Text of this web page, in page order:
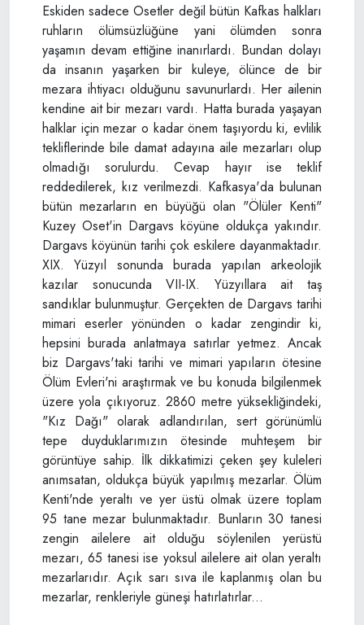
Eskiden sadece Osetler değil bütün Kafkas halkları
ruhların ölümsüzlüğüne yani ölümden sonra
yaşamın devam ettiğine inanırlardı. Bundan dolayı
da insanın yaşarken bir kuleye, ölünce de bir
mezara ihtiyacı olduğunu savunurlardı. Her ailenin
kendine ait bir mezarı vardı. Hatta burada yaşayan
halklar için mezar o kadar önem taşıyordu ki, evlilik
tekliflerinde bile damat adayına aile mezarları olup
olmadığı sorulurdu. Cevap hayır ise teklif
reddedilerek, kız verilmezdi. Kafkasya'da bulunan
bütün mezarların en büyüğü olan "Ölüler Kenti"
Kuzey Oset'in Dargavs köyüne oldukça yakındır.
Dargavs köyünün tarihi çok eskilere dayanmaktadır.
XIX. Yüzyıl sonunda burada yapılan arkeolojik
kazılar sonucunda VII-IX. Yüzyıllara ait taş
sandıklar bulunmuştur. Gerçekten de Dargavs tarihi
mimari eserler yönünden o kadar zengindir ki,
hepsini burada anlatmaya satırlar yetmez. Ancak
biz Dargavs'taki tarihi ve mimari yapıların ötesine
Ölüm Evleri'ni araştırmak ve bu konuda bilgilenmek
üzere yola çıkıyoruz. 2860 metre yüksekliğindeki,
"Kız Dağı" olarak adlandırılan, sert görünümlü
tepe duyduklarımızın ötesinde muhteşem bir
görüntüye sahip. İlk dikkatimizi çeken şey kuleleri
anımsatan, oldukça büyük yapılmış mezarlar. Ölüm
Kenti'nde yeraltı ve yer üstü olmak üzere toplam
95 tane mezar bulunmaktadır. Bunların 30 tanesi
zengin ailelere ait olduğu söylenilen yerüstü
mezarı, 65 tanesi ise yoksul ailelere ait olan yeraltı
mezarlarıdır. Açık sarı sıva ile kaplanmış olan bu
mezarlar, renkleriyle güneşi hatırlatırlar...